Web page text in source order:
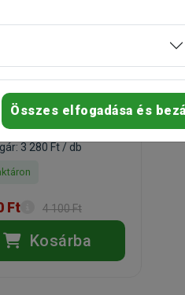
1 Darab
Trixie
3 280 Ft / db
Ft 4 100 Ft
Kosárba
Összes elfogadása és